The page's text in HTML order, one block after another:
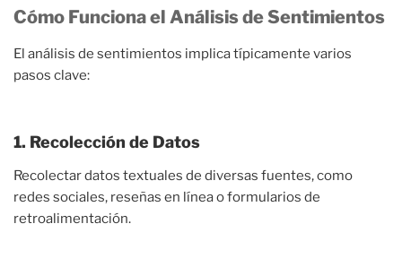
Cómo Funciona el Análisis de Sentimientos
El análisis de sentimientos implica típicamente varios
pasos clave:
1. Recolección de Datos
Recolectar datos textuales de diversas fuentes, como
redes sociales, reseñas en línea o formularios de
retroalimentación.